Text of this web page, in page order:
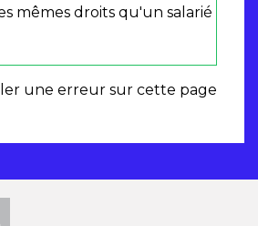
mêmes droits qu'un salarié
une erreur sur cette page